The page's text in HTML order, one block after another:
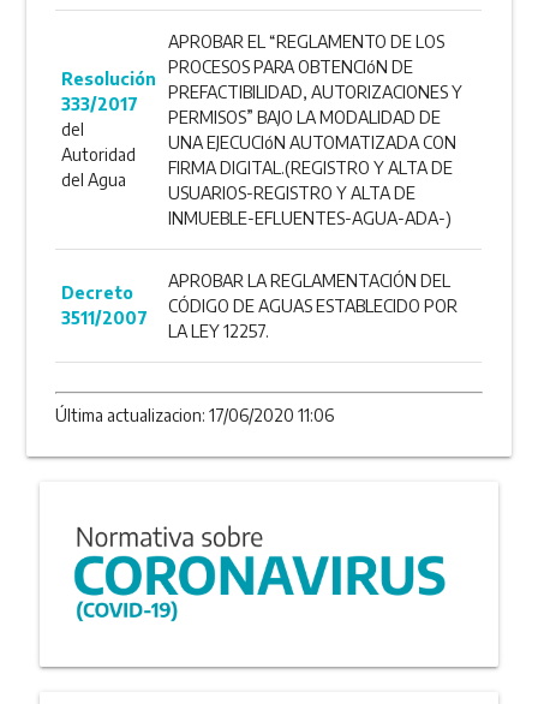
Resolución
333/2017
del
Autoridad
del Agua
APROBAR EL “REGLAMENTO DE LOS
PROCESOS PARA OBTENCIóN DE
PREFACTIBILIDAD, AUTORIZACIONES Y
PERMISOS” BAJO LA MODALIDAD DE
UNA EJECUCIóN AUTOMATIZADA CON
FIRMA DIGITAL.(REGISTRO Y ALTA DE
USUARIOS-REGISTRO Y ALTA DE
INMUEBLE-EFLUENTES-AGUA-ADA-)
Decreto
3511/2007
APROBAR LA REGLAMENTACIÓN DEL
CÓDIGO DE AGUAS ESTABLECIDO POR
LA LEY 12257.
Última actualizacion: 17/06/2020 11:06